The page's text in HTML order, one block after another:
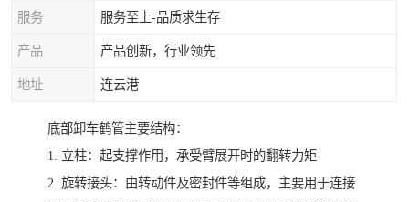
服务 服务至上-品质求生存
产品 产品创新，行业领先
地址 连云港
底部卸车鹤管主要结构：
1. 立柱：起支撑作用，承受臂展开时的翻转力矩
2. 旋转接头：由转动件及密封件等组成，主要用于连接